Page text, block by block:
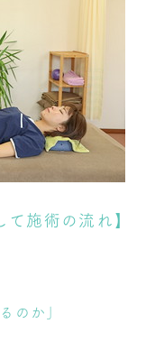
施術の流れ】
のか」